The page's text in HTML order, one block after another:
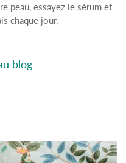
peau, essayez le sérum et
chaque jour.
blog